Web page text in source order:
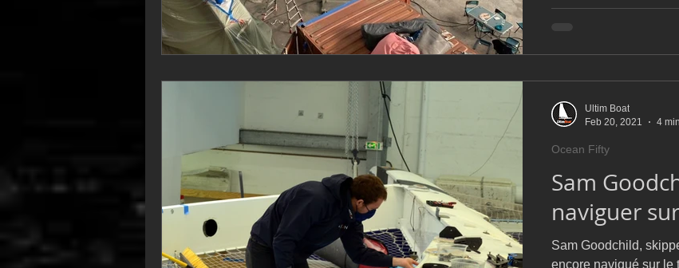
Sam
naviguer
Sam Goodchild,
encore navigué sur le
Ocean Fifty
Ultim Boat
Feb 20, 2021
4